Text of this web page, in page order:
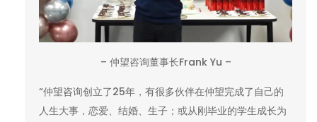
– 仲望咨询董事长Frank Yu –
“仲望咨询创立了25年，有很多伙伴在仲望完成了自己的
人生大事，恋爱、结婚、生子；或从刚毕业的学生成长为